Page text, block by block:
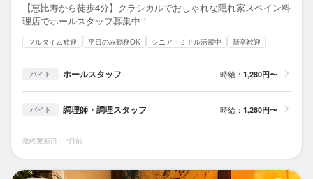
【恵比寿から徒歩4分】クラシカルでおしゃれな隠れ家スペイン料
理店でホールスタッフ募集中！
フルタイム歓迎 平日のみ勤務OK シニア・ミドル活躍中 新卒歓迎
バイト ホールスタッフ 時給： 1,280円〜
バイト 調理師・調理スタッフ 時給： 1,280円〜
最終更新日：7日前